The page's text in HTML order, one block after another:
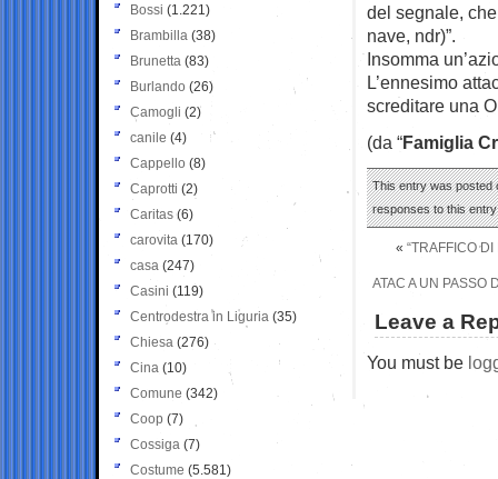
del segnale,
nave, ndr)”.
Insomma
L’ennesimo
screditare una
(da “Famiglia
This entry was posted
responses to this
« “TRAFFICO
ATAC A UN PASSO
Leave a
You must be
Bossi (1.221)
Brambilla (38)
Brunetta (83)
Burlando (26)
Camogli (2)
canile (4)
Cappello (8)
Caprotti (2)
Caritas (6)
carovita (170)
casa (247)
Casini (119)
Centrodestra in Liguria (35)
Chiesa (276)
Cina (10)
Comune (342)
Coop (7)
Cossiga (7)
Costume (5.581)